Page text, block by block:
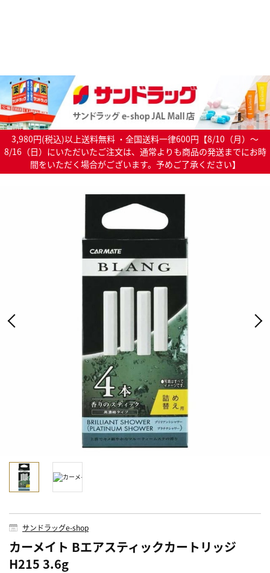
3,980円(税込)以上送料無料 ・全国送料一律600円【8/10（月）～
8/16（日）にいただいたご注文は、通常よりも商品の発送までにお時
間をいただく場合がございます。予めご了承ください】
サンドラッグe-shop
カーメイト Bエアスティックカートリッジ
H215 3.6g